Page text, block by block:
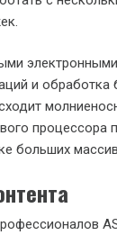
в
может
Air идеальным
в
офисных